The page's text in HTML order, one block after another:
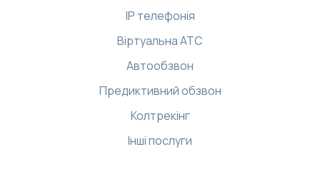
IP телефонія
Віртуальна АТС
Автообзвон
Предиктивний обзвон
Колтрекінг
Інші послуги